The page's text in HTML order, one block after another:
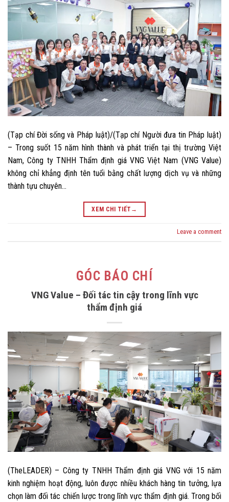
(Tạp chí Đời sống và Pháp luật)/(Tạp chí Người đưa tin Pháp luật)
– Trong suốt 15 năm hình thành và phát triển tại thị trường Việt
Nam, Công ty TNHH Thẩm định giá VNG Việt Nam (VNG Value)
không chỉ khẳng định tên tuổi bằng chất lượng dịch vụ và những
thành tựu chuyên…
XEM CHI TIẾT →
Leave a comment
GÓC BÁO CHÍ
VNG Value – Đối tác tin cậy trong lĩnh vực
thẩm định giá
(TheLEADER) – Công ty TNHH Thẩm định giá VNG với 15 năm
kinh nghiệm hoạt động, luôn được nhiều khách hàng tin tưởng, lựa
chọn làm đối tác chiến lược trong lĩnh vực thẩm định giá. Trong bối